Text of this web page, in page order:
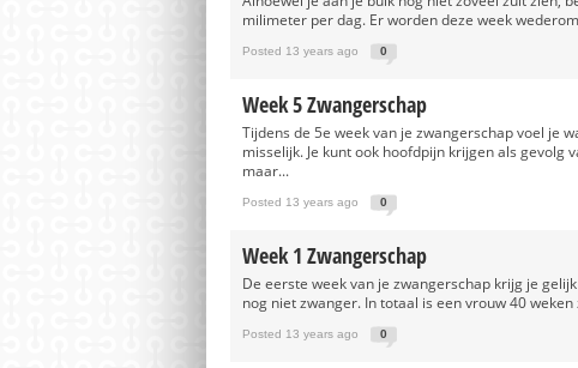
milimeter per dag. Er worden deze week
Posted 13 years ago 0
Week 5 Zwangerschap
Tijdens de 5e week van je zwangerschap voel je
misselijk. Je kunt ook hoofdpijn krijgen als gevolg
maar...
Posted 13 years ago 0
Week 1 Zwangerschap
De eerste week van je zwangerschap krijg je
nog niet zwanger. In totaal is een vrouw 40
Posted 13 years ago 0